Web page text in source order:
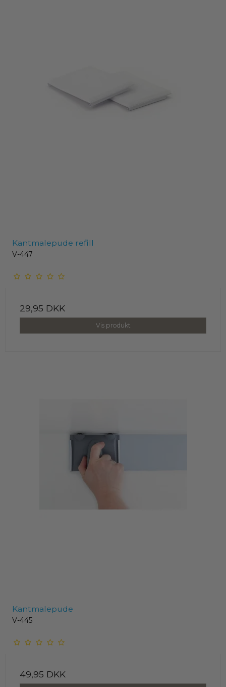
Kantmalepude refill
V-447
29,95 DKK
Vis produkt
Kantmalepude
V-445
49,95 DKK